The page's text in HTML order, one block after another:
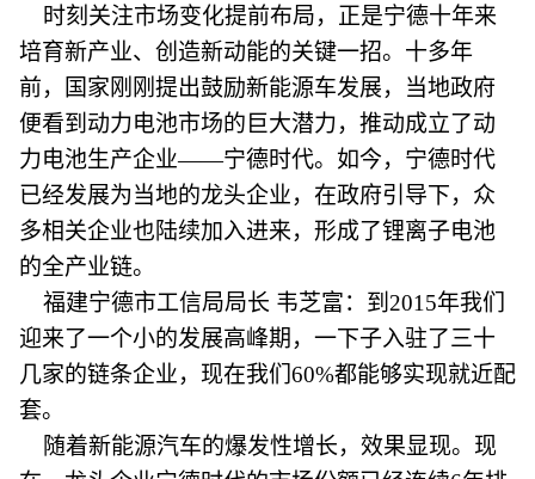
时刻关注市场变化提前布局，正是宁德十年来
培育新产业、创造新动能的关键一招。十多年
前，国家刚刚提出鼓励新能源车发展，当地政府
便看到动力电池市场的巨大潜力，推动成立了动
力电池生产企业——宁德时代。如今，宁德时代
已经发展为当地的龙头企业，在政府引导下，众
多相关企业也陆续加入进来，形成了锂离子电池
的全产业链。
福建宁德市工信局局长 韦芝富：到2015年我们
迎来了一个小的发展高峰期，一下子入驻了三十
几家的链条企业，现在我们60%都能够实现就近配
套。
随着新能源汽车的爆发性增长，效果显现。现